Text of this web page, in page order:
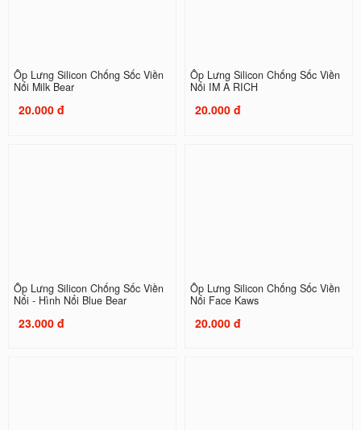
Ốp Lưng Silicon Chống Sốc Viền
Nổi Milk Bear
20.000 đ
Ốp Lưng Silicon Chống Sốc Viền
Nổi IM A RICH
20.000 đ
Ốp Lưng Silicon Chống Sốc Viền
Nổi - Hình Nổi Blue Bear
23.000 đ
Ốp Lưng Silicon Chống Sốc Viền
Nổi Face Kaws
20.000 đ